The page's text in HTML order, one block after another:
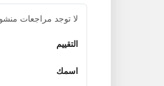
لا توجد مراجعات
التقييم
اسمك